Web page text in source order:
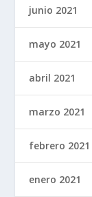
junio 2021
mayo 2021
abril 2021
marzo 2021
febrero 2021
enero 2021